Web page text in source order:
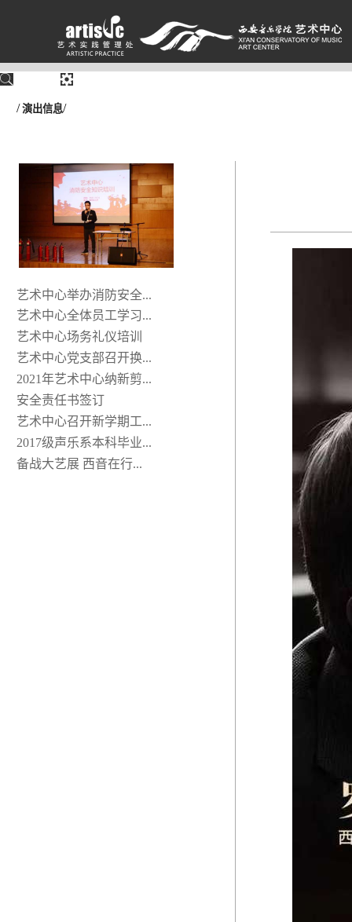
/ 演出信息/
艺术中心举办消防安全...
艺术中心全体员工学习...
艺术中心场务礼仪培训
艺术中心党支部召开换...
2021年艺术中心纳新剪...
安全责任书签订
艺术中心召开新学期工...
2017级声乐系本科毕业...
备战大艺展 西音在行...